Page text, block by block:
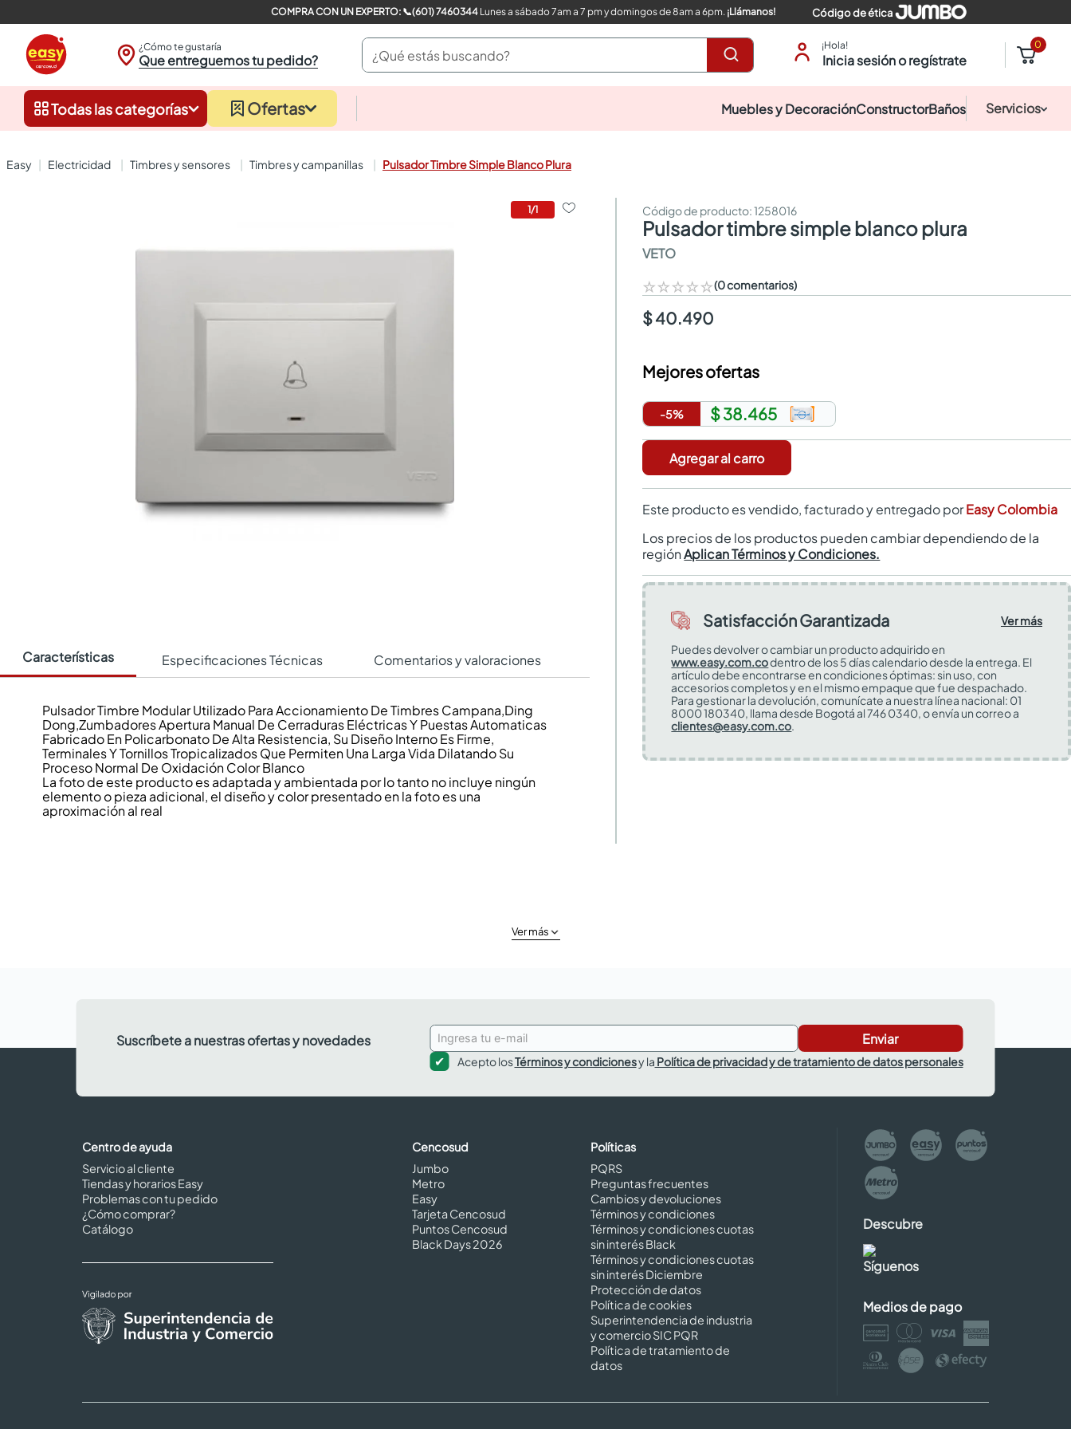
COMPRA CON UN EXPERTO: 📞(601) 7460344Lunes a sábado 7am a 7 pm y domingos de 8am a 6pm. ¡Llámanos! Código de ética
¿Cómo te gustaría
Que entreguemos tu pedido?
¿Qué estás buscando? ¡Hola!
Inicia sesión o regístrate
0
Todas las categorías Ofertas Muebles y DecoraciónConstructorBaños Servicios
electricidad timbres y sensores timbres y campanillas Pulsador Timbre Simple Blanco Plura
1/1
Características Especificaciones Técnicas Comentarios y valoraciones
Pulsador Timbre Modular Utilizado Para Accionamiento De Timbres Campana,Ding
Dong,Zumbadores Apertura Manual De Cerraduras Eléctricas Y Puestas Automaticas
Fabricado En Policarbonato De Alta Resistencia, Su Diseño Interno Es Firme,
Terminales Y Tornillos Tropicalizados Que Permiten Una Larga Vida Dilatando Su
Proceso Normal De Oxidación Color Blanco
La foto de este producto es adaptada y ambientada por lo tanto no incluye ningún
elemento o pieza adicional, el diseño y color presentado en la foto es una
aproximación al real
:1258016
pulsador timbre simple blanco plura
VETO
☆☆☆☆☆(0 comentarios)
$ 40.490
Mejores ofertas
-5% $ 38.465
Agregar al carro
Este producto es vendido, facturado y entregado porEasy Colombia
Los precios de los productos pueden cambiar dependiendo de la
regiónAplican Términos y Condiciones.
Satisfacción Garantizada
Ver más
Puedes devolver o cambiar un producto adquirido en
www.easy.com.codentro de los 5 días calendario desde la entrega. El
artículo debe encontrarse en condiciones óptimas: sin uso, con
accesorios completos y en el mismo empaque que fue despachado.
Para gestionar la devolución, comunícate a nuestra línea nacional: 01
8000 180340, llama desde Bogotá al 746 0340, o envía un correo a
clientes@easy.com.co.
Ver más
Suscríbete a nuestras ofertas y novedades Enviar
Acepto losTérminos y condicionesy la Política de privacidad y de tratamiento de datos personales
Centro de ayuda
Servicio al cliente
Tiendas y horarios Easy
Problemas con tu pedido
¿Cómo comprar?
Catálogo
Cencosud
Jumbo
Metro
Easy
Tarjeta Cencosud
Puntos Cencosud
Black Days 2026
Políticas
PQRS
Preguntas frecuentes
Cambios y devoluciones
Términos y condiciones
Términos y condiciones cuotas
sin interés Black
Términos y condiciones cuotas
sin interés Diciembre
Protección de datos
Política de cookies
Superintendencia de industria
y comercio SIC PQR
Política de tratamiento de
datos
Descubre
Síguenos
Medios de pago
closet
sanitarios